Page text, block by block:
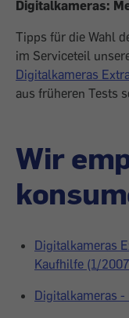
Digitalkameras:
Tipps für die Wahl
im Serviceteil
Digitalkameras
aus früheren Tests
Wir
Digitalkameras
Kaufhilfe (1/
Digitalkameras -